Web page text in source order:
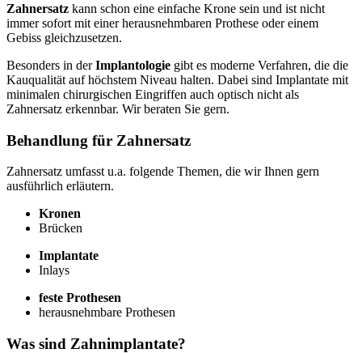
Zahnersatz kann schon eine einfache Krone sein und ist nicht
immer sofort mit einer herausnehmbaren Prothese oder einem
Gebiss gleichzusetzen.
Besonders in derImplantologie gibt es moderne Verfahren, die die
Kauqualität auf höchstem Niveau halten. Dabei sind Implantate mit
minimalen chirurgischen Eingriffen auch optisch nicht als
Zahnersatz erkennbar. Wir beraten Sie gern.
Behandlung für Zahnersatz
Zahnersatz umfasst u.a. folgende Themen, die wir Ihnen gern
ausführlich erläutern.
Kronen
Brücken
Implantate
Inlays
feste Prothesen
herausnehmbare Prothesen
Was sind Zahnimplantate?